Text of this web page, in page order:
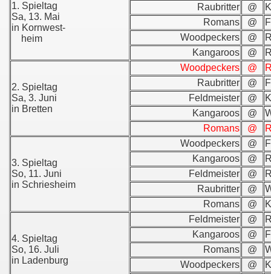
1. Spieltag
Sa, 13. Mai
in Kornwest-
heim
Raubritter
@
Romans
@
Woodpeckers
@
Kangaroos
@
2. Spieltag
Sa, 3. Juni
in Bretten
Woodpeckers @
Raubritter
@
Feldmeister
@
Kangaroos
@
Romans
@
3. Spieltag
So, 11. Juni
in Schriesheim
Woodpeckers @
Kangaroos
@
Feldmeister
@
Raubritter
@
Romans
@
4. Spieltag
So, 16. Juli
in Ladenburg
Feldmeister @
Kangaroos
@
Romans
@
Woodpeckers
@